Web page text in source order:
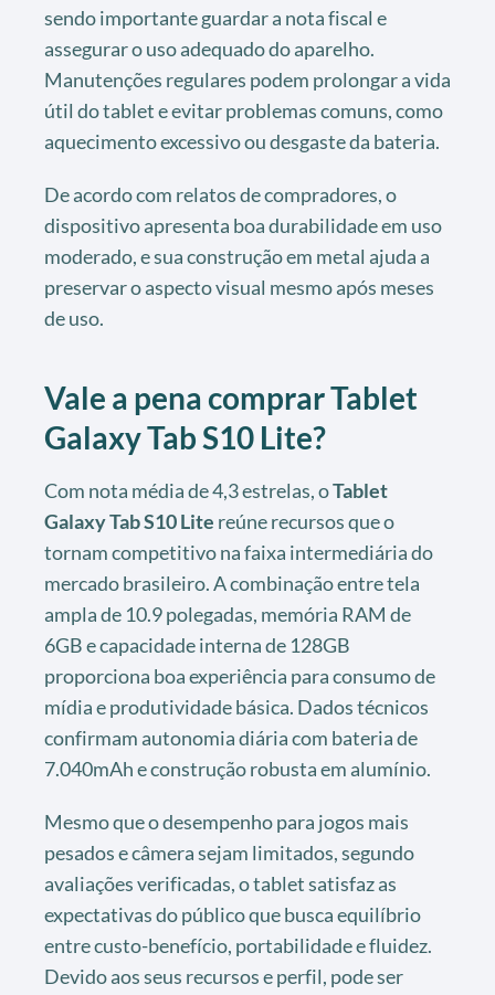
sendo importante guardar a nota fiscal e
assegurar o uso adequado do aparelho.
Manutenções regulares podem prolongar a vida
útil do tablet e evitar problemas comuns, como
aquecimento excessivo ou desgaste da bateria.
De acordo com relatos de compradores, o
dispositivo apresenta boa durabilidade em uso
moderado, e sua construção em metal ajuda a
preservar o aspecto visual mesmo após meses
de uso.
Vale a pena comprar Tablet
Galaxy Tab S10 Lite?
Com nota média de 4,3 estrelas, oTablet
Galaxy Tab S10 Lite reúne recursos que o
tornam competitivo na faixa intermediária do
mercado brasileiro. A combinação entre tela
ampla de 10.9 polegadas, memória RAM de
6GB e capacidade interna de 128GB
proporciona boa experiência para consumo de
mídia e produtividade básica. Dados técnicos
confirmam autonomia diária com bateria de
7.040mAh e construção robusta em alumínio.
Mesmo que o desempenho para jogos mais
pesados e câmera sejam limitados, segundo
avaliações verificadas, o tablet satisfaz as
expectativas do público que busca equilíbrio
entre custo-benefício, portabilidade e fluidez.
Devido aos seus recursos e perfil, pode ser